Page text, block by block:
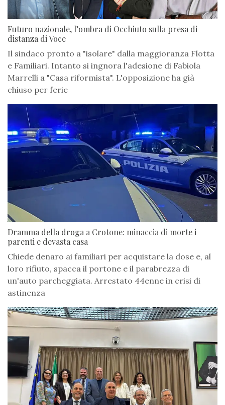
Futuro nazionale, l’ombra di Occhiuto sulla presa di
distanza di Voce
Il sindaco pronto a "isolare" dalla maggioranza Flotta
e Familiari. Intanto si ingnora l'adesione di Fabiola
Marrelli a "Casa riformista". L'opposizione ha già
chiuso per ferie
Dramma della droga a Crotone: minaccia di morte i
parenti e devasta casa
Chiede denaro ai familiari per acquistare la dose e, al
loro rifiuto, spacca il portone e il parabrezza di
un'auto parcheggiata. Arrestato 44enne in crisi di
astinenza